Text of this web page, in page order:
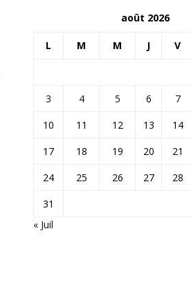
août 2026
L M M J V
3
4 5 6 7
10
11 12 13 14
17
18 19 20 21
24
25 26 27 28
31
« Juil